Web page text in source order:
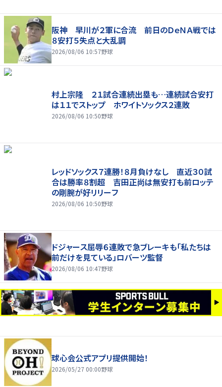
阪神 早川が２軍に合流 前日のＤｅＮＡ戦では
８安打５失点と大乱調
2026/08/06 10:57野球
村上宗隆 ２１試合連続出塁も…連続試合安打
は１１でストップ ホワイトソックス２連敗
2026/08/06 10:50野球
レッドソックス７連勝！８月負けなし 直近３０試
合は勝率８割超 吉田正尚は無安打も前ロッテ
の剛腕が好リリーフ
2026/08/06 10:50野球
ドジャース屈辱６連敗で急ブレーキも「私たちは
前だけを見ている」ロバーツ監督
2026/08/06 10:47野球
球心会公式アプリ提供開始！
2026/05/27 00:00野球